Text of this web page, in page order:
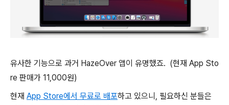
유사한 기능으로 과거 HazeOver 앱이 유명했죠. (현재 App Sto
re 판매가 11,000원)
현재 App Store에서 무료로 배포하고 있으니, 필요하신 분들은